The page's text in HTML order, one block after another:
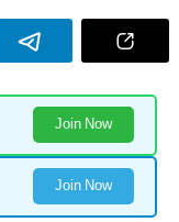
Join Now
Join Now